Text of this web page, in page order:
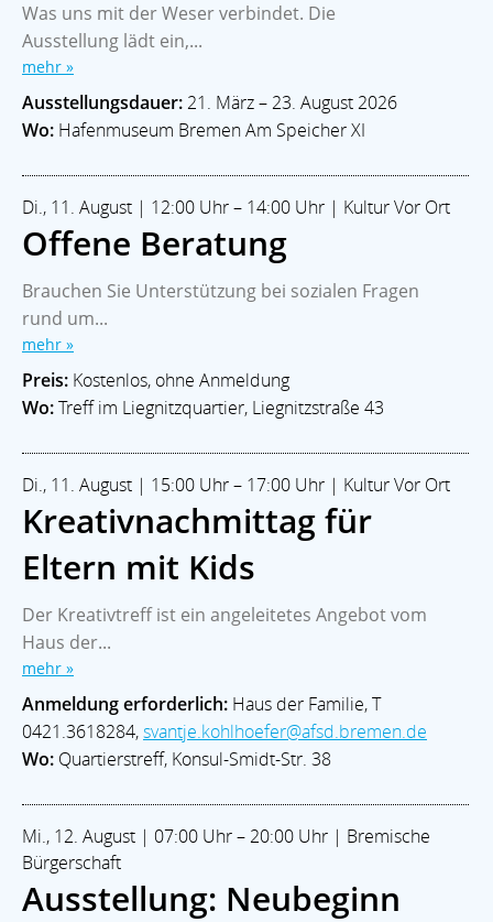
Was uns mit der Weser verbindet. Die
Ausstellung lädt ein,...
mehr »
Ausstellungsdauer:21. März – 23. August 2026
Wo: Hafenmuseum Bremen Am Speicher XI
Di., 11. August | 12:00 Uhr – 14:00 Uhr | Kultur Vor Ort
Offene Beratung
Brauchen Sie Unterstützung bei sozialen Fragen
rund um...
mehr »
Preis: Kostenlos, ohne Anmeldung
Wo:Treff im Liegnitzquartier, Liegnitzstraße 43
Di., 11. August | 15:00 Uhr – 17:00 Uhr | Kultur Vor Ort
Kreativnachmittag für
Eltern mit Kids
Der Kreativtreff ist ein angeleitetes Angebot vom
Haus der...
mehr »
Anmeldung erforderlich: Haus der Familie, T
0421.3618284,svantje.kohlhoefer@afsd.bremen.de
Wo: Quartierstreff, Konsul-Smidt-Str. 38
Mi., 12. August | 07:00 Uhr – 20:00 Uhr | Bremische
Bürgerschaft
Ausstellung: Neubeginn